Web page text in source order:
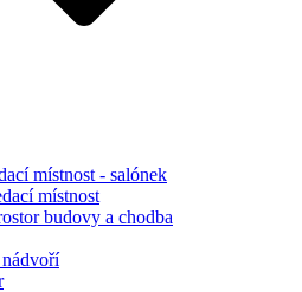
místnost - salónek
místnost
budovy a chodba
nádvoří